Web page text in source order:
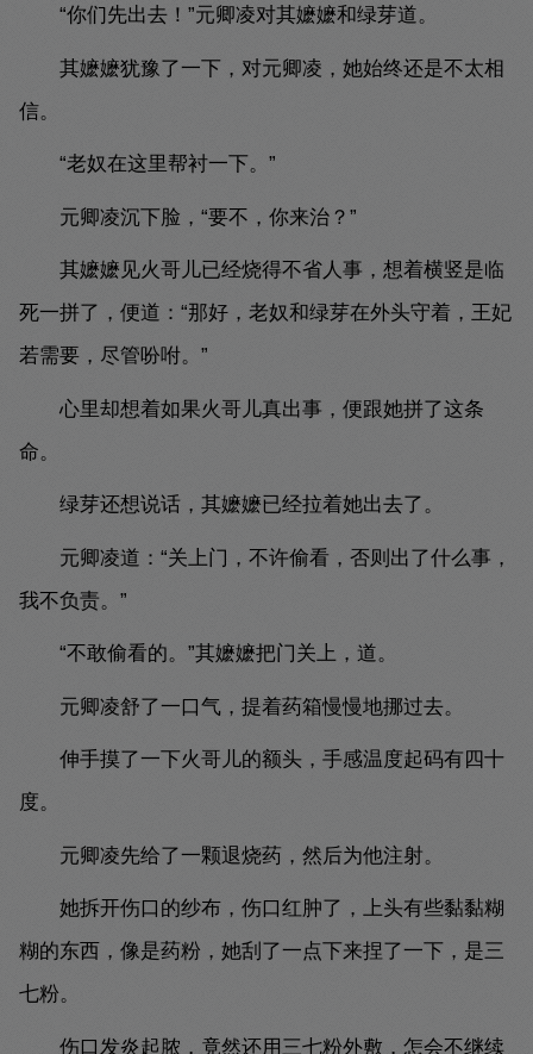
“你们先出去！”元卿凌对其嬷嬷和绿芽道。
其嬷嬷犹豫了一下，对元卿凌，她始终还是不太相
信。
“老奴在这里帮衬一下。”
元卿凌沉下脸，“要不，你来治？”
其嬷嬷见火哥儿已经烧得不省人事，想着横竖是临
死一拼了，便道：“那好，老奴和绿芽在外头守着，王妃
若需要，尽管吩咐。”
心里却想着如果火哥儿真出事，便跟她拼了这条
命。
绿芽还想说话，其嬷嬷已经拉着她出去了。
元卿凌道：“关上门，不许偷看，否则出了什么事，
我不负责。”
“不敢偷看的。”其嬷嬷把门关上，道。
元卿凌舒了一口气，提着药箱慢慢地挪过去。
伸手摸了一下火哥儿的额头，手感温度起码有四十
度。
元卿凌先给了一颗退烧药，然后为他注射。
她拆开伤口的纱布，伤口红肿了，上头有些黏黏糊
糊的东西，像是药粉，她刮了一点下来捏了一下，是三
七粉。
伤口发炎起脓，竟然还用三七粉外敷，怎会不继续